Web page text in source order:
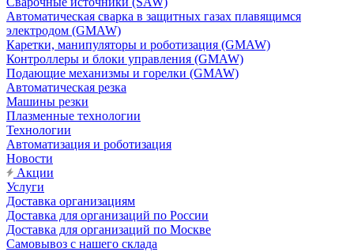
Автоматическая сварка в защитных газах плавящимся
электродом (GMAW)
Каретки, манипуляторы и роботизация (GMAW)
Контроллеры и блоки управления (GMAW)
Подающие механизмы и горелки (GMAW)
Автоматическая резка
Машины резки
Плазменные технологии
Технологии
Автоматизация и роботизация
Новости
Акции
Услуги
Доставка организациям
Доставка для организаций по России
Доставка для организаций по Москве
Самовывоз с нашего склада